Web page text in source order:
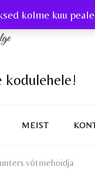
kolme kuu
kodulehele!
MEIST
võtmehoidja